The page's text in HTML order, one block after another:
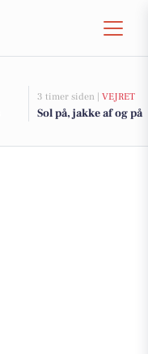
3 timer siden | VEJRET
Sol på, jakke af og på